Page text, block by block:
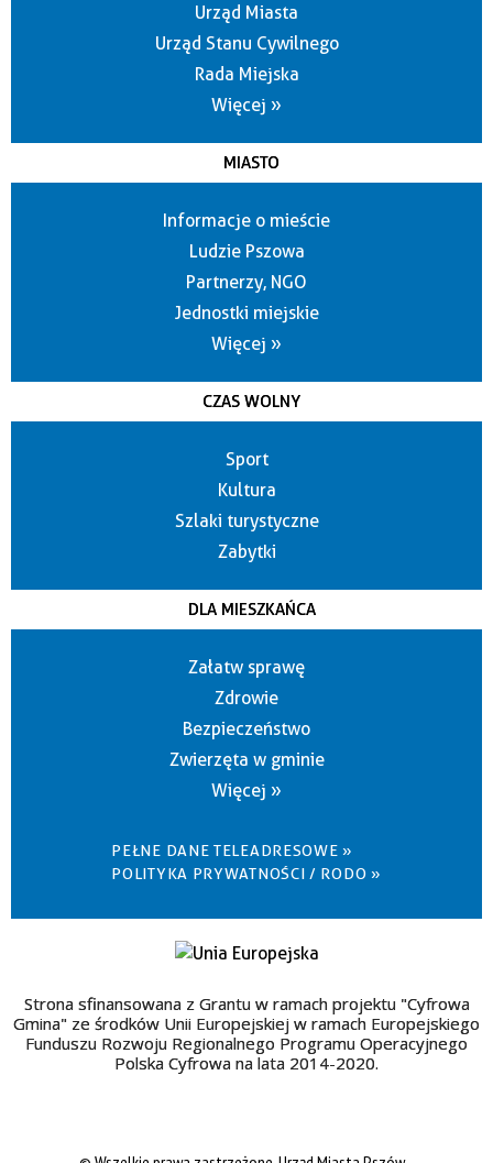
Urząd Miasta
Urząd Stanu Cywilnego
Rada Miejska
Więcej »
MIASTO
Informacje o mieście
Ludzie Pszowa
Partnerzy, NGO
Jednostki miejskie
Więcej »
CZAS WOLNY
Sport
Kultura
Szlaki turystyczne
Zabytki
DLA MIESZKAŃCA
Załatw sprawę
Zdrowie
Bezpieczeństwo
Zwierzęta w gminie
Więcej »
PEŁNE DANE TELEADRESOWE »
POLITYKA PRYWATNOŚCI / RODO »
Strona sfinansowana z Grantu w ramach projektu "Cyfrowa
Gmina" ze środków Unii Europejskiej w ramach Europejskiego
Funduszu Rozwoju Regionalnego Programu Operacyjnego
Polska Cyfrowa na lata 2014-2020.